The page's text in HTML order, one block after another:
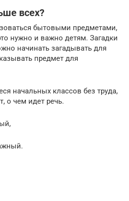
всех?
бытовыми предметами,
нужно и важно детям. Загадки
начинать загадывать для
предмет для
начальных классов без труда,
о чем идет речь.